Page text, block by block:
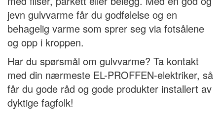
jevn gulvvarme får du godfølelse og en
behagelig varme som sprer seg via fotsålene
og opp i kroppen.
Har du spørsmål om gulvvarme? Ta kontakt
med din nærmeste EL-PROFFEN-elektriker, så
får du gode råd og gode produkter installert av
dyktige fagfolk!